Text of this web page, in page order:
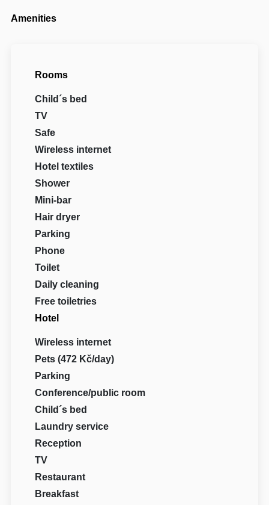
Amenities
Rooms
Child´s bed
TV
Safe
Wireless internet
Hotel textiles
Shower
Mini-bar
Hair dryer
Parking
Phone
Toilet
Daily cleaning
Free toiletries
Hotel
Wireless internet
Pets (472 Kč/day)
Parking
Conference/public room
Child´s bed
Laundry service
Reception
TV
Restaurant
Breakfast